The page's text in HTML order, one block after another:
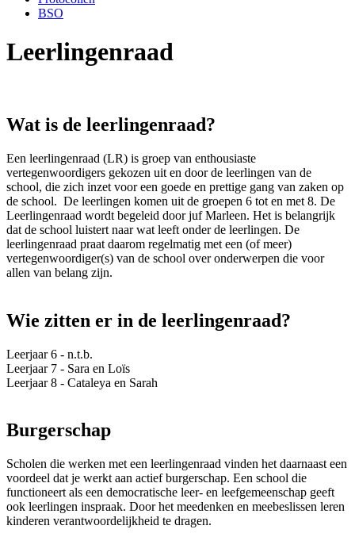
BSO
Leerlingenraad
Wat is de leerlingenraad?
Een leerlingenraad (LR) is groep van enthousiaste
vertegenwoordigers gekozen uit en door de leerlingen van de
school, die zich inzet voor een goede en prettige gang van zaken op
de school. De leerlingen komen uit de groepen 6 tot en met 8. De
Leerlingenraad wordt begeleid door juf Marleen. Het is belangrijk
dat de school luistert naar wat leeft onder de leerlingen. De
leerlingenraad praat daarom regelmatig met een (of meer)
vertegenwoordiger(s) van de school over onderwerpen die voor
allen van belang zijn.
Wie zitten er in de leerlingenraad?
Leerjaar 6 - n.t.b.
Leerjaar 7 - Sara en Loïs
Leerjaar 8 - Cataleya en Sarah
Burgerschap
Scholen die werken met een leerlingenraad vinden het daarnaast een
voordeel dat je werkt aan actief burgerschap. Een school die
functioneert als een democratische leer- en leefgemeenschap geeft
ook leerlingen inspraak. Door het meedenken en meebeslissen leren
kinderen verantwoordelijkheid te dragen.